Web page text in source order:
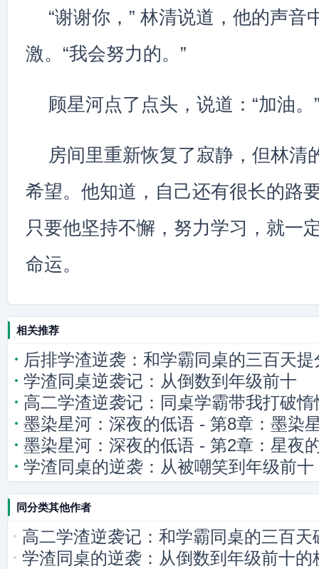
“谢谢你，” 林清说道，他的声音
激。“我会努力的。”
顾星河点了点头，说道：“加油。
房间里重新恢复了寂静，但林清
希望。他知道，自己还有很长的路
只要他坚持不懈，努力学习，就一
命运。
相关推荐
后排学渣逆袭：和学霸同桌的三百天提
学渣同桌逆袭记：从倒数到年级前十
高二学渣逆袭记：同桌学霸带我打破惰
墨染星河：深夜的低语 - 第8章：墨染
墨染星河：深夜的低语 - 第2章：星夜
学渣同桌的逆袭：从被嘲笑到年级前十
同分类其他作者
高二学渣逆袭记：和学霸同桌的三百天
学渣同桌的逆袭：从倒数到年级前十的